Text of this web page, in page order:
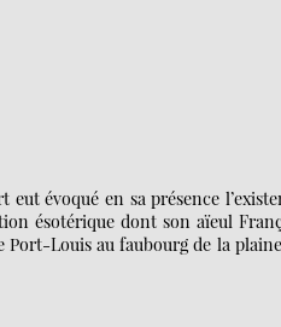
évoqué en sa présence
ésotérique dont son aïeul
Louis au faubourg de la